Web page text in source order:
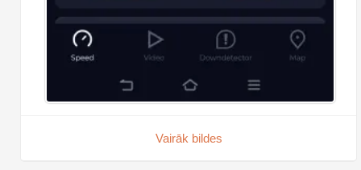
Vairāk bildes